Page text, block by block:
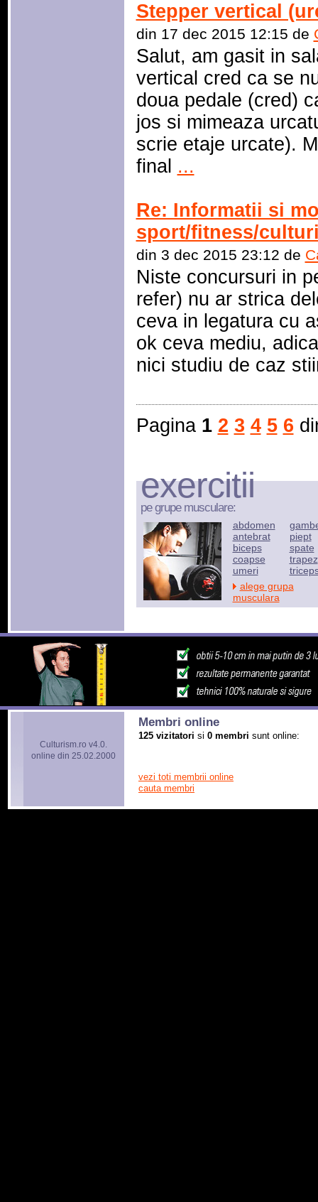
Stepper vertical
din 17 dec 2015 12:15 de
Salut, am gasit in
vertical cred ca se
doua pedale (cred)
jos si mimeaza
scrie etaje urcate).
final ...
Re: Informatii si
sport/fitness/
din 3 dec 2015 23:12 de
Niste concursuri in
refer) nu ar strica
ceva in legatura cu
ok ceva mediu,
nici studiu de caz
Pagina 1 2 3 4 5 6
exercitii
pe grupe musculare:
abdomen
antebrat
biceps
coapse
umeri
piept
spate
trapez
alege grupa
musculara
Culturism.ro v4.0.
online din 25.02.2000
Membri online
125 vizitatori si 0 membri sunt online:
vezi toti membrii online
cauta membri